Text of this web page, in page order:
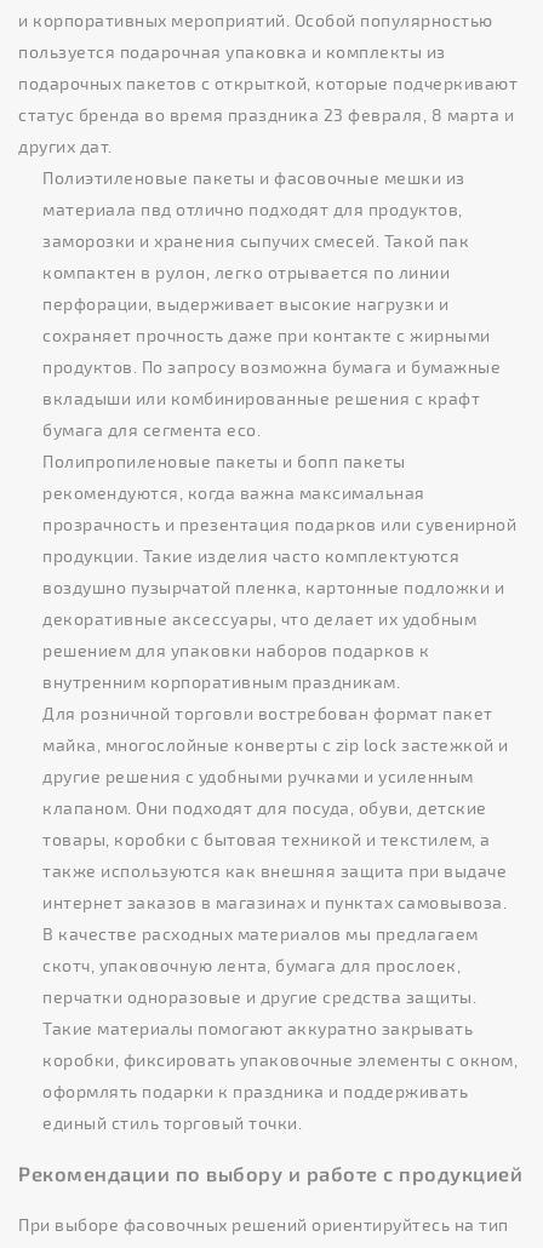
и корпоративных мероприятий. Особой популярностью
пользуется подарочная упаковка и комплекты из
подарочных пакетов с открыткой, которые подчеркивают
статус бренда во время праздника 23 февраля, 8 марта и
других дат.
Полиэтиленовые пакеты и фасовочные мешки из
материала пвд отлично подходят для продуктов,
заморозки и хранения сыпучих смесей. Такой пак
компактен в рулон, легко отрывается по линии
перфорации, выдерживает высокие нагрузки и
сохраняет прочность даже при контакте с жирными
продуктов. По запросу возможна бумага и бумажные
вкладыши или комбинированные решения с крафт
бумага для сегмента eco.
Полипропиленовые пакеты и бопп пакеты
рекомендуются, когда важна максимальная
прозрачность и презентация подарков или сувенирной
продукции. Такие изделия часто комплектуются
воздушно пузырчатой пленка, картонные подложки и
декоративные аксессуары, что делает их удобным
решением для упаковки наборов подарков к
внутренним корпоративным праздникам.
Для розничной торговли востребован формат пакет
майка, многослойные конверты с zip lock застежкой и
другие решения с удобными ручками и усиленным
клапаном. Они подходят для посуда, обуви, детские
товары, коробки с бытовая техникой и текстилем, а
также используются как внешняя защита при выдаче
интернет заказов в магазинах и пунктах самовывоза.
В качестве расходных материалов мы предлагаем
скотч, упаковочную лента, бумага для прослоек,
перчатки одноразовые и другие средства защиты.
Такие материалы помогают аккуратно закрывать
коробки, фиксировать упаковочные элементы с окном,
оформлять подарки к праздника и поддерживать
единый стиль торговый точки.
Рекомендации по выбору и работе с продукцией
При выборе фасовочных решений ориентируйтесь на тип